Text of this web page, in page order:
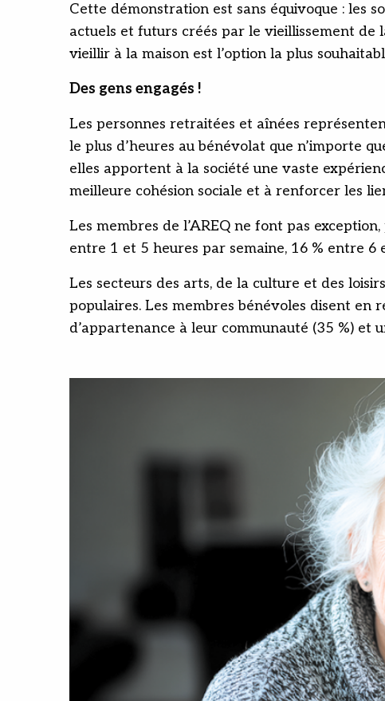
Cette démonstration est sans équivoque : les
actuels et futurs créés par le vieillissement de
vieillir à la maison est l’option la plus
Des gens engagés !
Les personnes retraitées et aînées
le plus d’heures au bénévolat que n’importe
elles apportent à la société une vaste
meilleure cohésion sociale et à renforcer les
Les membres de l’AREQ ne font pas
entre 1 et 5 heures par semaine, 16 % entre
Les secteurs des arts, de la culture et des
populaires. Les membres bénévoles disent
d’appartenance à leur communauté (35 %) et